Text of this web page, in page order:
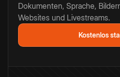
Dokumenten, Sprache,
Websites und Livestreams.
Kostenlos